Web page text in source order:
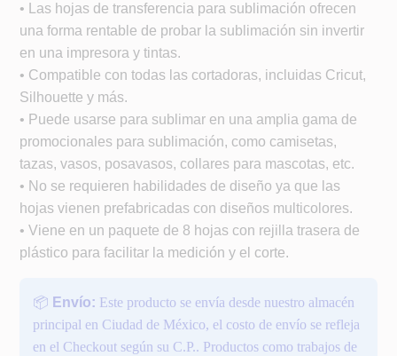
• Las hojas de transferencia para sublimación ofrecen
una forma rentable de probar la sublimación sin invertir
en una impresora y tintas.
• Compatible con todas las cortadoras, incluidas Cricut,
Silhouette y más.
• Puede usarse para sublimar en una amplia gama de
promocionales para sublimación, como camisetas,
tazas, vasos, posavasos, collares para mascotas, etc.
• No se requieren habilidades de diseño ya que las
hojas vienen prefabricadas con diseños multicolores.
• Viene en un paquete de 8 hojas con rejilla trasera de
plástico para facilitar la medición y el corte.
📦 Envío: Este producto se envía desde nuestro almacén
principal en Ciudad de México, el costo de envío se refleja
en el Checkout según su C.P.. Productos como trabajos de